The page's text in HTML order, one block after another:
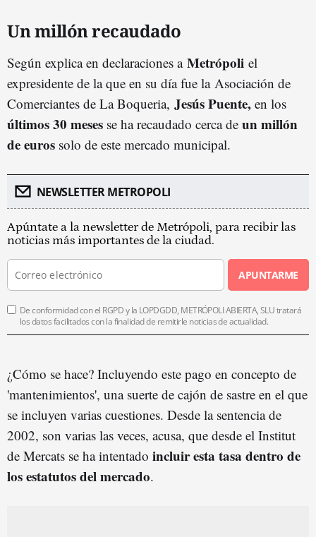
Un millón recaudado
Según explica en declaraciones a Metrópoli el
expresidente de la que en su día fue la Asociación de
Comerciantes de La Boqueria, Jesús Puente, en los
últimos 30 meses se ha recaudado cerca de un millón
de euros solo de este mercado municipal.
NEWSLETTER METROPOLI
Apúntate a la newsletter de Metrópoli, para recibir las
noticias más importantes de la ciudad.
APUNTARME
De conformidad con el RGPD y la LOPDGDD, METRÓPOLI ABIERTA, SLU tratará
los datos facilitados con la finalidad de remitirle noticias de actualidad.
¿Cómo se hace? Incluyendo este pago en concepto de
'mantenimientos', una suerte de cajón de sastre en el que
se incluyen varias cuestiones. Desde la sentencia de
2002, son varias las veces, acusa, que desde el Institut
de Mercats se ha intentado incluir esta tasa dentro de
los estatutos del mercado.